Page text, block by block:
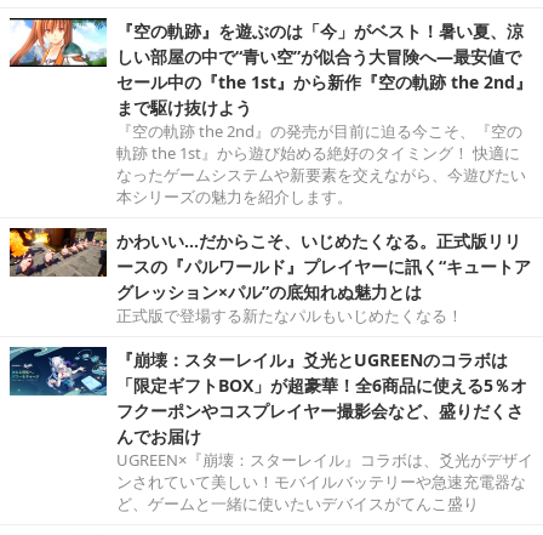
『空の軌跡』を遊ぶのは「今」がベスト！暑い夏、涼
しい部屋の中で“青い空”が似合う大冒険へ―最安値で
セール中の『the 1st』から新作『空の軌跡 the 2nd』
まで駆け抜けよう
『空の軌跡 the 2nd』の発売が目前に迫る今こそ、『空の
軌跡 the 1st』から遊び始める絶好のタイミング！ 快適に
なったゲームシステムや新要素を交えながら、今遊びたい
本シリーズの魅力を紹介します。
かわいい…だからこそ、いじめたくなる。正式版リリ
ースの『パルワールド』プレイヤーに訊く“キュートア
グレッション×パル”の底知れぬ魅力とは
正式版で登場する新たなパルもいじめたくなる！
『崩壊：スターレイル』爻光とUGREENのコラボは
「限定ギフトBOX」が超豪華！全6商品に使える5％オ
フクーポンやコスプレイヤー撮影会など、盛りだくさ
んでお届け
UGREEN×『崩壊：スターレイル』コラボは、爻光がデザイ
ンされていて美しい！モバイルバッテリーや急速充電器な
ど、ゲームと一緒に使いたいデバイスがてんこ盛り